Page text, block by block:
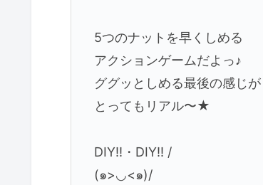
5つのナットを早くしめる
アクションゲームだよっ♪
ググッとしめる最後の感じが
とってもリアル〜★
DIY!!・DIY!! /
(๑>◡<๑)/